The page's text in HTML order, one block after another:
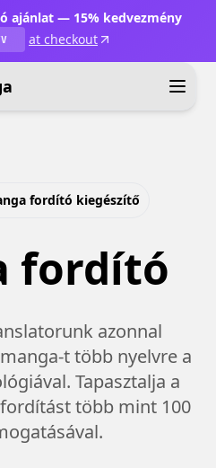
ajánlat — 15% kedvezmény
at checkout
fordító kiegészítő
fordító
azonnal
t több nyelvre a
Tapasztalja a
több mint 100